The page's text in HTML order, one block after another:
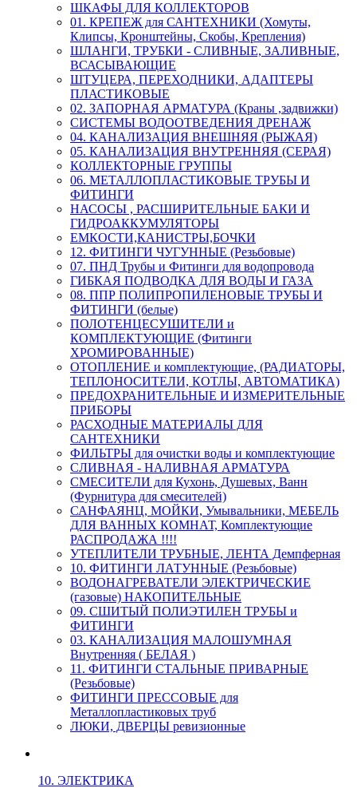
ШКАФЫ ДЛЯ КОЛЛЕКТОРОВ
01. КРЕПЕЖ для САНТЕХНИКИ (Хомуты,
Клипсы, Кронштейны, Скобы, Крепления)
ШЛАНГИ, ТРУБКИ - СЛИВНЫЕ, ЗАЛИВНЫЕ,
ВСАСЫВАЮЩИЕ
ШТУЦЕРА, ПЕРЕХОДНИКИ, АДАПТЕРЫ
ПЛАСТИКОВЫЕ
02. ЗАПОРНАЯ АРМАТУРА (Краны ,задвижки)
СИСТЕМЫ ВОДООТВЕДЕНИЯ ДРЕНАЖ
04. КАНАЛИЗАЦИЯ ВНЕШНЯЯ (РЫЖАЯ)
05. КАНАЛИЗАЦИЯ ВНУТРЕННЯЯ (СЕРАЯ)
КОЛЛЕКТОРНЫЕ ГРУППЫ
06. МЕТАЛЛОПЛАСТИКОВЫЕ ТРУБЫ И
ФИТИНГИ
НАСОСЫ , РАСШИРИТЕЛЬНЫЕ БАКИ И
ГИДРОАККУМУЛЯТОРЫ
ЕМКОСТИ,КАНИСТРЫ,БОЧКИ
12. ФИТИНГИ ЧУГУННЫЕ (Резьбовые)
07. ПНД Трубы и Фитинги для водопровода
ГИБКАЯ ПОДВОДКА ДЛЯ ВОДЫ И ГАЗА
08. ППР ПОЛИПРОПИЛЕНОВЫЕ ТРУБЫ И
ФИТИНГИ (белые)
ПОЛОТЕНЦЕСУШИТЕЛИ и
КОМПЛЕКТУЮЩИЕ (Фитинги
ХРОМИРОВАННЫЕ)
ОТОПЛЕНИЕ и комплектующие, (РАДИАТОРЫ,
ТЕПЛОНОСИТЕЛИ, КОТЛЫ, АВТОМАТИКА)
ПРЕДОХРАНИТЕЛЬНЫЕ И ИЗМЕРИТЕЛЬНЫЕ
ПРИБОРЫ
РАСХОДНЫЕ МАТЕРИАЛЫ ДЛЯ
САНТЕХНИКИ
ФИЛЬТРЫ для очистки воды и комплектующие
СЛИВНАЯ - НАЛИВНАЯ АРМАТУРА
СМЕСИТЕЛИ для Кухонь, Душевых, Ванн
(Фурнитура для смесителей)
САНФАЯНЦ, МОЙКИ, Умывальники, МЕБЕЛЬ
ДЛЯ ВАННЫХ КОМНАТ, Комплектующие
РАСПРОДАЖА !!!!
УТЕПЛИТЕЛИ ТРУБНЫЕ, ЛЕНТА Демпферная
10. ФИТИНГИ ЛАТУННЫЕ (Резьбовые)
ВОДОНАГРЕВАТЕЛИ ЭЛЕКТРИЧЕСКИЕ
(газовые) НАКОПИТЕЛЬНЫЕ
09. СШИТЫЙ ПОЛИЭТИЛЕН ТРУБЫ и
ФИТИНГИ
03. КАНАЛИЗАЦИЯ МАЛОШУМНАЯ
Внутренняя ( БЕЛАЯ )
11. ФИТИНГИ СТАЛЬНЫЕ ПРИВАРНЫЕ
(Резьбовые)
ФИТИНГИ ПРЕССОВЫЕ для
Металлопластиковых труб
ЛЮКИ, ДВЕРЦЫ ревизионные
10. ЭЛЕКТРИКА